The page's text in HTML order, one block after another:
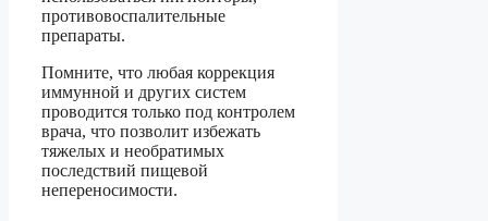
противовоспалительные
препараты.
Помните, что любая коррекция
иммунной и других систем
проводится только под контролем
врача, что позволит избежать
тяжелых и необратимых
последствий пищевой
непереносимости.